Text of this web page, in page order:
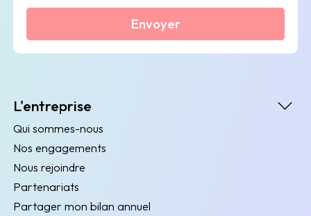
Envoyer
L'entreprise
Qui sommes-nous
Nos engagements
Nous rejoindre
Partenariats
Partager mon bilan annuel